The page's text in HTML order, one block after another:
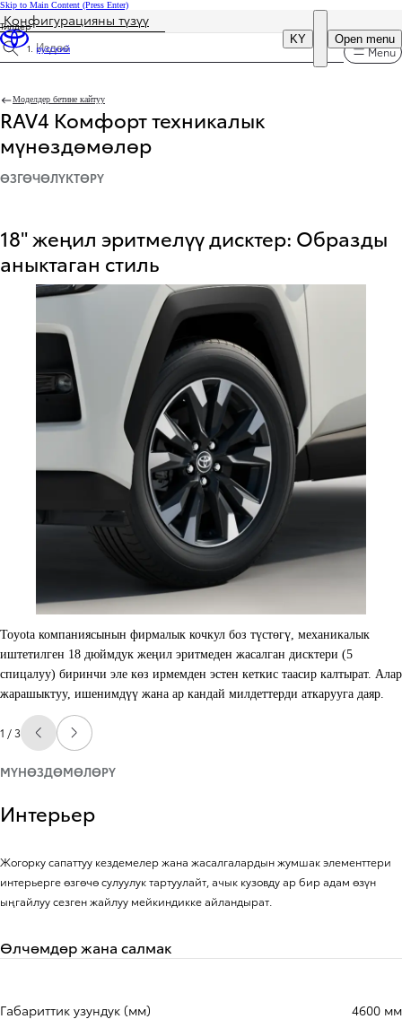
Skip to Main Content (Press Enter)
DEALER NAME
KY
Тилдер
русский
Open menu
Конфигурацияны түзүү
Сыпаттамаларды табуу Menu
Моделдер бетине кайтуу
RAV4 Комфорт техникалык
мүнөздөмөлөр
ӨЗГӨЧӨЛҮКТӨРҮ
18" жеңил эритмелүү дисктер: Образды
аныктаган стиль
Toyota компаниясынын фирмалык кочкул боз түстөгү, механикалык
иштетилген 18 дюймдук жеңил эритмеден жасалган дисктери (5
спицалуу) биринчи эле көз ирмемден эстен кеткис таасир калтырат. Алар
жарашыктуу, ишенимдүү жана ар кандай милдеттерди аткарууга даяр.
1 / 3 Мурунку бетке өтүү
Кийинки бетке өтүү
МҮНӨЗДӨМӨЛӨРҮ
Интерьер
Жогорку сапаттуу кездемелер жана жасалгалардын жумшак элементтери
интерьерге өзгөчө сулуулук тартуулайт, ачык кузовду ар бир адам өзүн
ыңгайлуу сезген жайлуу мейкиндикке айландырат.
Өлчөмдөр жана салмак
Габариттик узундук (мм) 4600 мм